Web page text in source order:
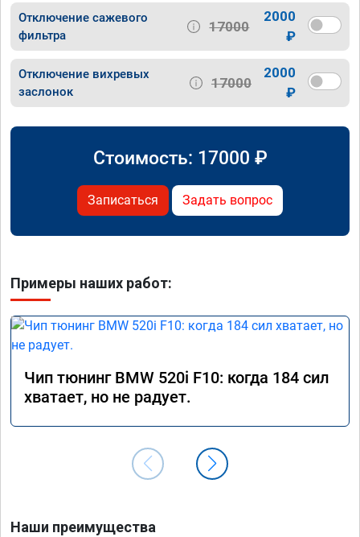
Отключение сажевого
фильтра
17000
2000
₽
Отключение вихревых
заслонок
17000
2000
₽
Стоимость: 17000 ₽
Записаться Задать вопрос
Примеры наших работ:
Чип тюнинг BMW 520i F10: когда 184 сил
хватает, но не радует.
Наши преимущества